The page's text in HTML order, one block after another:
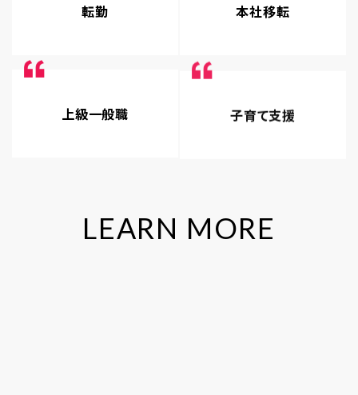
転勤 本社移転
上級一般職 子育て支援
LEARN MORE